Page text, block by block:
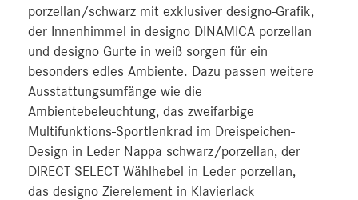
porzellan/schwarz mit exklusiver designo-Grafik,
der Innenhimmel in designo DINAMICA porzellan
und designo Gurte in weiß sorgen für ein
besonders edles Ambiente. Dazu passen weitere
Ausstattungsumfänge wie die
Ambientebeleuchtung, das zweifarbige
Multifunktions-Sportlenkrad im Dreispeichen-
Design in Leder Nappa schwarz/porzellan, der
DIRECT SELECT Wählhebel in Leder porzellan,
das designo Zierelement in Klavierlack